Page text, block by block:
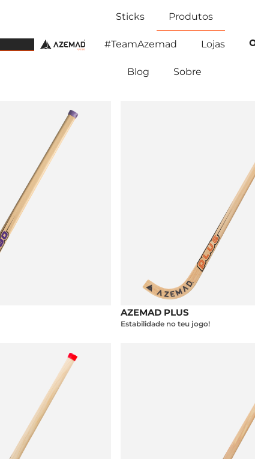
Sticks Produtos
#TeamAzemad Lojas
Blog Sobre
AZEMAD PLUS
Estabilidade no teu jogo!